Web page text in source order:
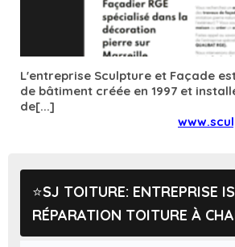
L'entreprise Sculpture et Façade
de bâtiment créée en 1997 et
de[...]
SJ TOITURE: ENTREPRISE
RÉPARATION TOITURE À